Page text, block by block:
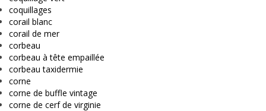
coquillages
corail blanc
corail de mer
corbeau
corbeau à tête empaillée
corbeau taxidermie
corne
corne de buffle vintage
corne de cerf de virginie